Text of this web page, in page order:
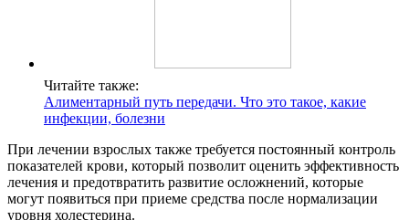
Читайте также:
Алиментарный путь передачи. Что это такое, какие
инфекции, болезни
При лечении взрослых также требуется постоянный контроль
показателей крови, который позволит оценить эффективность
лечения и предотвратить развитие осложнений, которые
могут появиться при приеме средства после нормализации
уровня холестерина.